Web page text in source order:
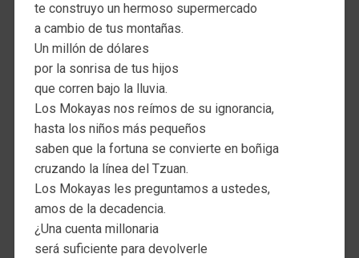
te construyo un hermoso supermercado
a cambio de tus montañas.
Un millón de dólares
por la sonrisa de tus hijos
que corren bajo la lluvia.
Los Mokayas nos reímos de su ignorancia,
hasta los niños más pequeños
saben que la fortuna se convierte en boñiga
cruzando la línea del Tzuan.
Los Mokayas les preguntamos a ustedes,
amos de la decadencia.
¿Una cuenta millonaria
será suficiente para devolverle